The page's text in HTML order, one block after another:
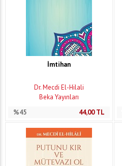
İmtihan
Dr. Mecdi El-Hilali
Beka Yayınları
%45
44,00TL